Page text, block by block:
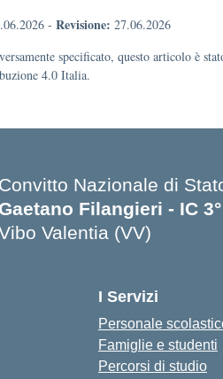
- Revisione: 27.06.2026
specificato, questo articolo è
4.0 Italia.
Convitto Nazionale di
Gaetano Filangieri - IC
Valentia (VV)
I Servizi
Personale
Famiglie e studenti
Percorsi di studio